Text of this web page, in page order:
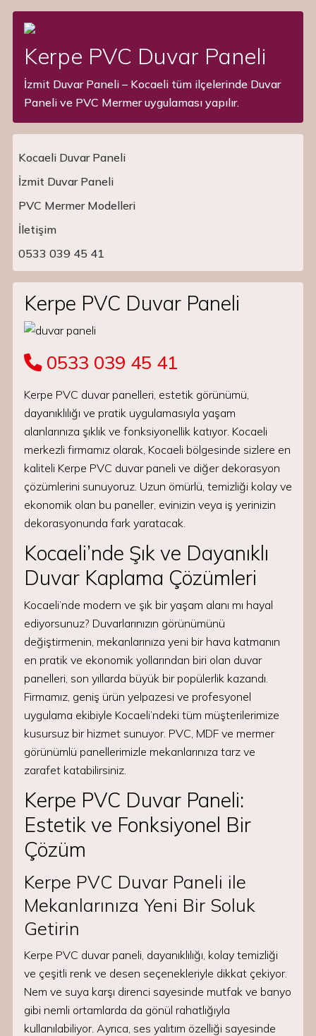
Kerpe PVC Duvar Paneli
İzmit Duvar Paneli – Kocaeli tüm ilçelerinde Duvar
Paneli ve PVC Mermer uygulaması yapılır.
Main Navigation
Kocaeli Duvar Paneli
İzmit Duvar Paneli
PVC Mermer Modelleri
İletişim
0533 039 45 41
Kerpe PVC Duvar Paneli
0533 039 45 41
Kerpe PVC duvar panelleri, estetik görünümü,
dayanıklılığı ve pratik uygulamasıyla yaşam
alanlarınıza şıklık ve fonksiyonellik katıyor. Kocaeli
merkezli firmamız olarak, Kocaeli bölgesinde sizlere en
kaliteli Kerpe PVC duvar paneli ve diğer dekorasyon
çözümlerini sunuyoruz. Uzun ömürlü, temizliği kolay ve
ekonomik olan bu paneller, evinizin veya iş yerinizin
dekorasyonunda fark yaratacak.
Kocaeli’nde Şık ve Dayanıklı
Duvar Kaplama Çözümleri
Kocaeli’nde modern ve şık bir yaşam alanı mı hayal
ediyorsunuz? Duvarlarınızın görünümünü
değiştirmenin, mekanlarınıza yeni bir hava katmanın
en pratik ve ekonomik yollarından biri olan duvar
panelleri, son yıllarda büyük bir popülerlik kazandı.
Firmamız, geniş ürün yelpazesi ve profesyonel
uygulama ekibiyle Kocaeli’ndeki tüm müşterilerimize
kusursuz bir hizmet sunuyor. PVC, MDF ve mermer
görünümlü panellerimizle mekanlarınıza tarz ve
zarafet katabilirsiniz.
Kerpe PVC Duvar Paneli:
Estetik ve Fonksiyonel Bir
Çözüm
Kerpe PVC Duvar Paneli ile
Mekanlarınıza Yeni Bir Soluk
Getirin
Kerpe PVC duvar paneli, dayanıklılığı, kolay temizliği
ve çeşitli renk ve desen seçenekleriyle dikkat çekiyor.
Nem ve suya karşı direnci sayesinde mutfak ve banyo
gibi nemli ortamlarda da gönül rahatlığıyla
kullanılabiliyor. Ayrıca, ses yalıtım özelliği sayesinde